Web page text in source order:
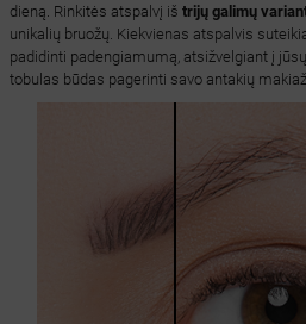
dieną. Rinkitės atspalvį iš trijų galimų
unikalių bruožų. Kiekvienas atspalvis
padidinti padengiamumą, atsižvelgiant į
tobulas būdas pagerinti savo antakių